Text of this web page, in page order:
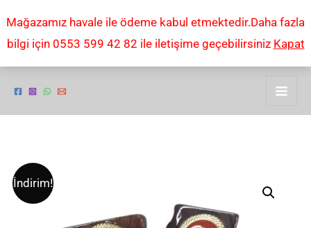
Mağazamız havale ile ödeme kabul etmektedir.Daha fazla
bilgi için 0553 599 42 82 ile iletişime geçebilirsiniz Kapat
İndirim!
fiyat: andaki
Tek
Düğmeli